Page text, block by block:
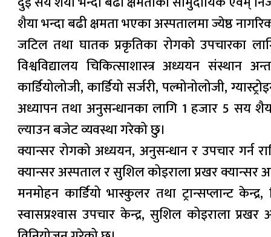
शैया भन्दा बढी क्षमता भएका अस्पतालमा ज्येष्ठ
जटिल तथा घातक प्रकृतिका रोगको उपचारका
विश्वविद्यालय चिकित्साशास्त्र अध्ययन संस्थान
कार्डियोलोजी, कार्डियो सर्जरी, पल्मोनोलोजी,
अध्यापन तथा अनुसन्धानका लागि 1 हजार 5 सय
ल्याउन बजेट व्यवस्था गरेको छु।
क्यान्सर रोगको अध्ययन, अनुसन्धान र उपचार गर्न
क्यान्सर अस्पताल र सुशिल कोइराला प्रखर
मनमोहन कार्डियो भास्कुलर तथा ट्रान्सप्लान्ट
स्वासप्रश्‍वास उपचार केन्द्र, सुशिल कोइराला प्रखर